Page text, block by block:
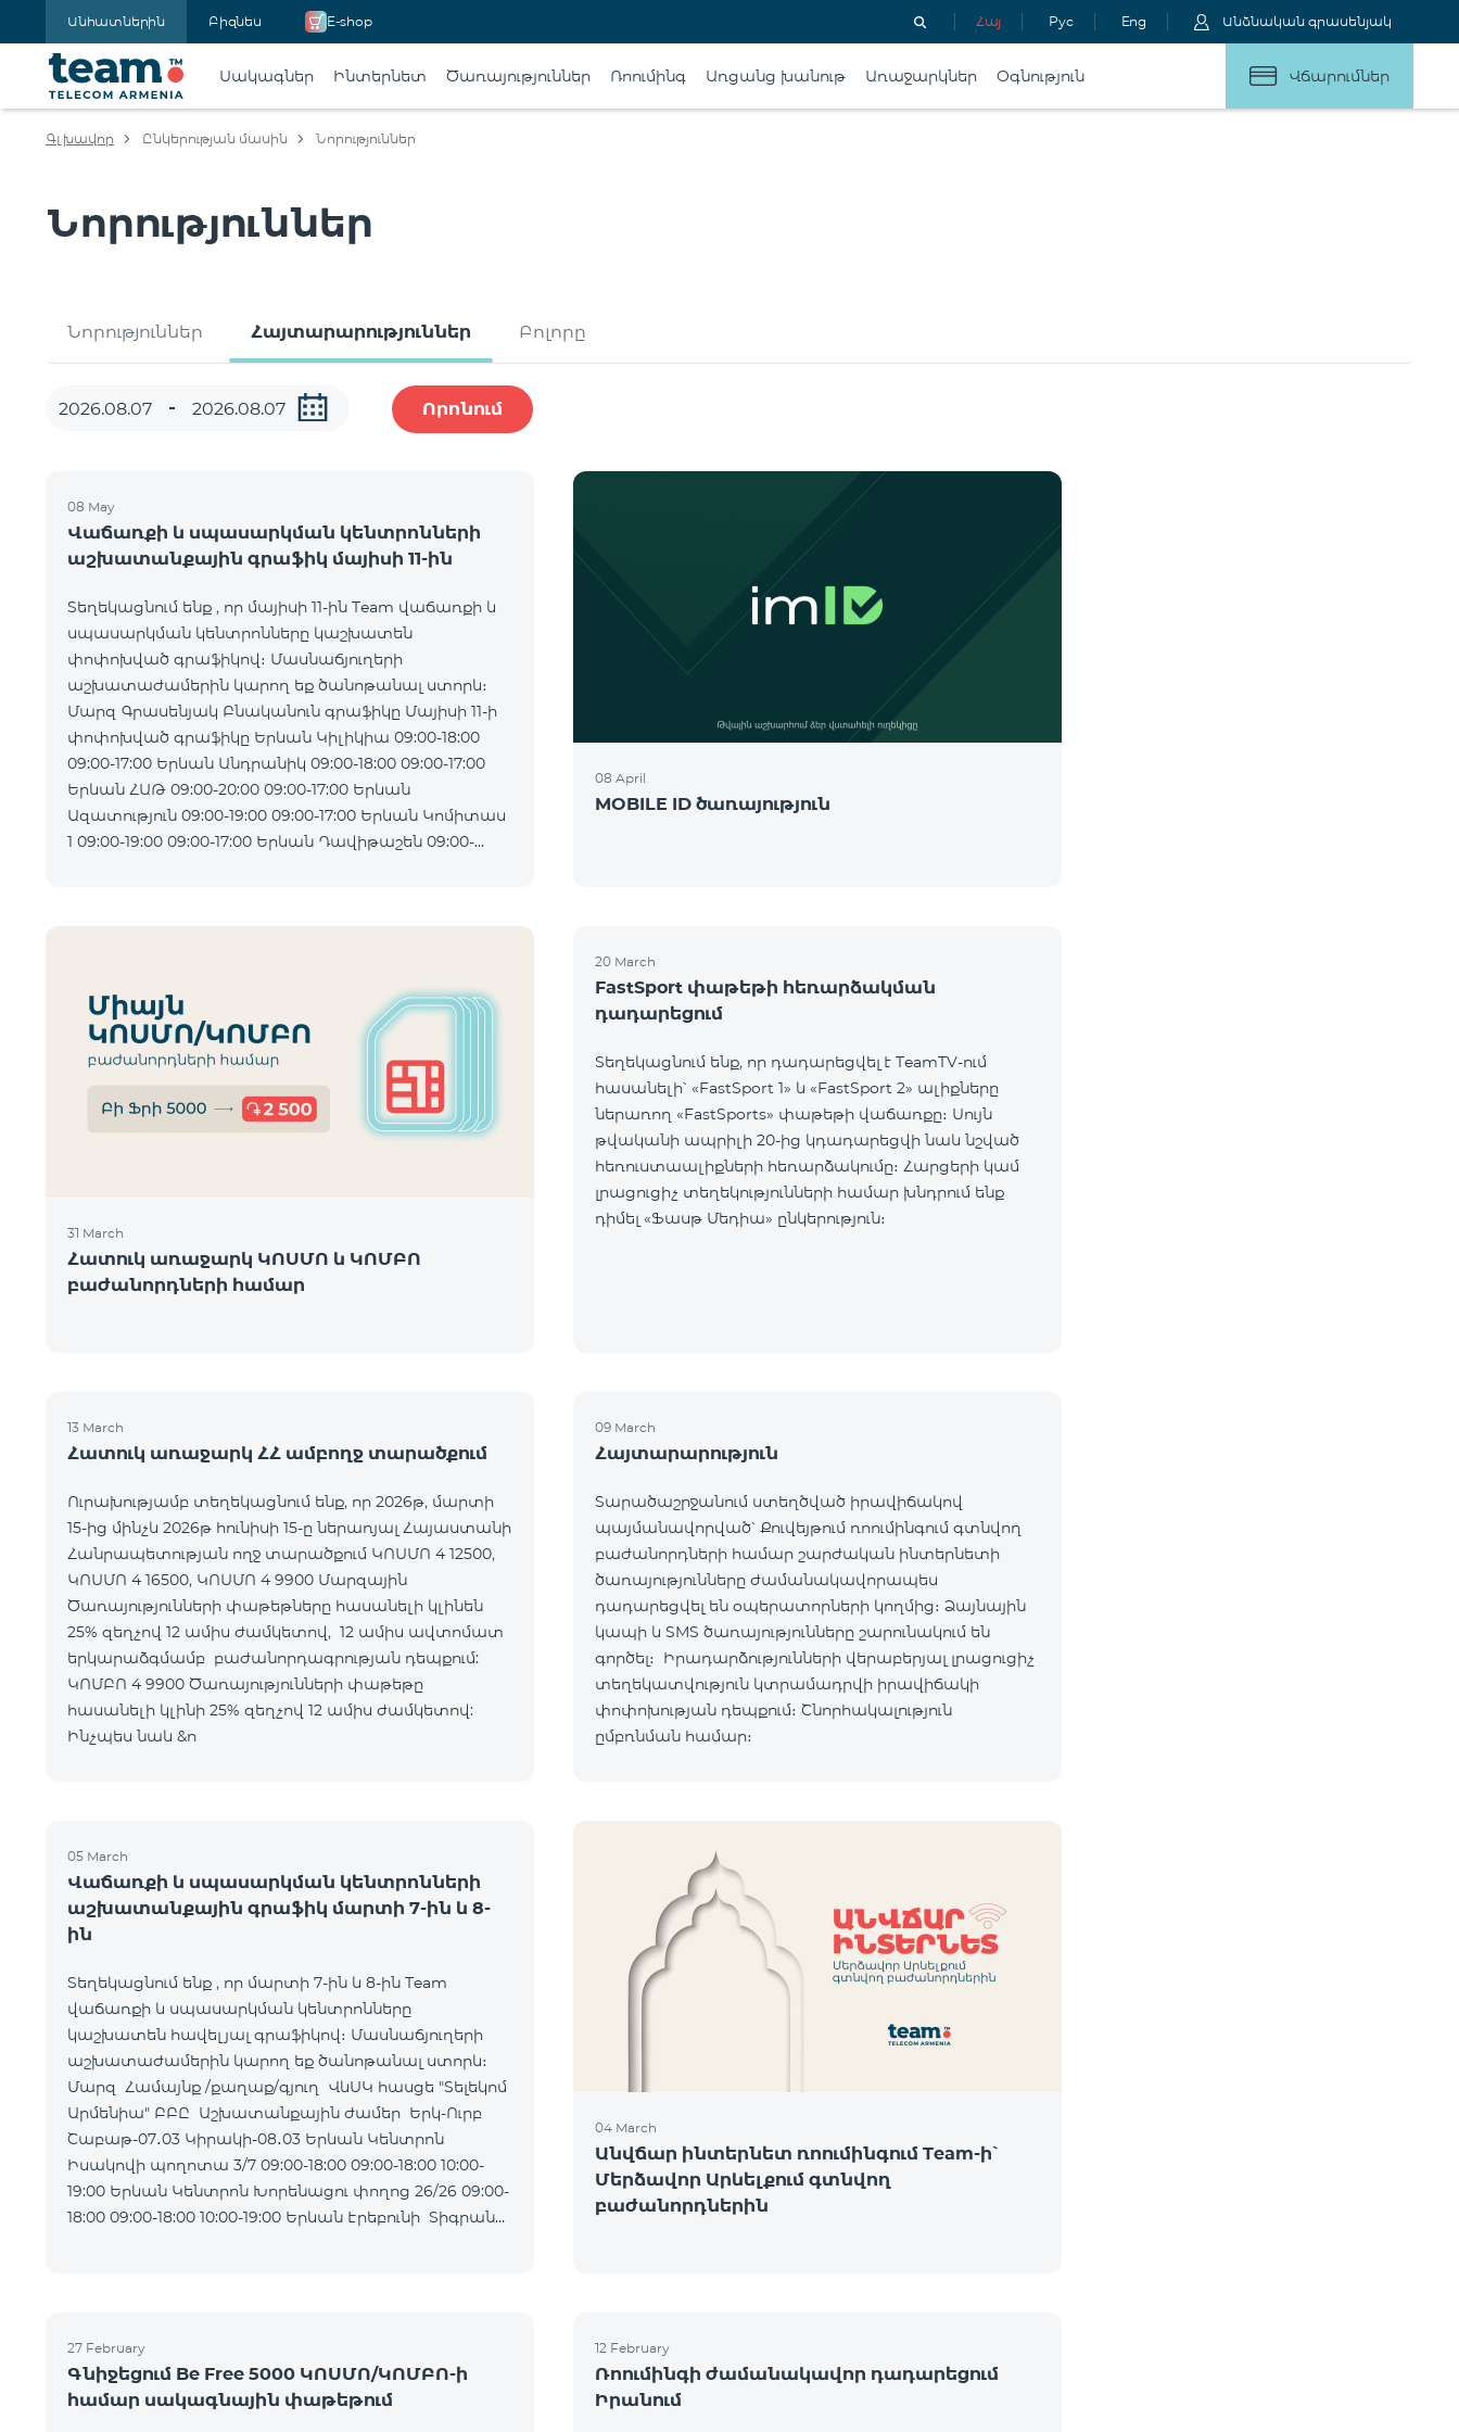
Անհատներին Բիզնես E-shop Հայ Рус Eng Անձնական գրասենյակ
Սակագներ Ինտերնետ Ծառայություններ Ռոումինգ Առցանց խանութ Առաջարկներ Օգնություն Վճարումներ
Գլխավոր Ընկերության մասին Նորություններ
Նորություններ
Նորություններ Հայտարարություններ Բոլորը
Որոնում
08 May
Վաճառքի և սպասարկման կենտրոնների
աշխատանքային գրաֆիկ մայիսի 11-ին
Տեղեկացնում ենք , որ մայիսի 11-ին Team վաճառքի և
սպասարկման կենտրոնները կաշխատեն
փոփոխված գրաֆիկով։ Մասնաճյուղերի
աշխատաժամերին կարող եք ծանոթանալ ստորև։
Մարզ Գրասենյակ Բնականուն գրաֆիկը Մայիսի 11-ի
փոփոխված գրաֆիկը Երևան Կիլիկիա 09:00-18:00
09:00-17:00 Երևան Անդրանիկ 09:00-18:00 09:00-17:00
Երևան ՀԱԹ 09:00-20:00 09:00-17:00 Երևան
Ազատություն 09:00-19:00 09:00-17:00 Երևան Կոմիտաս
1 09:00-19:00 09:00-17:00 Երևան Դավիթաշեն 09:00-
08 April
MOBILE ID ծառայություն
31 March
Հատուկ առաջարկ ԿՈՍՄՈ և ԿՈՄԲՈ
բաժանորդների համար
20 March
FastSport փաթեթի հեռարձակման
դադարեցում
Տեղեկացնում ենք, որ դադարեցվել է TeamTV-ում
հասանելի՝ «FastSport 1» և «FastSport 2» ալիքները
ներառող «FastSports» փաթեթի վաճառքը։ Սույն
թվականի ապրիլի 20-ից կդադարեցվի նաև նշված
հեռուստաալիքների հեռարձակումը։ Հարցերի կամ
լրացուցիչ տեղեկությունների համար խնդրում ենք
դիմել «Ֆասթ Մեդիա» ընկերություն։
13 March
Հատուկ առաջարկ ՀՀ ամբողջ տարածքում
Ուրախությամբ տեղեկացնում ենք, որ 2026թ, մարտի
15-ից մինչև 2026թ հունիսի 15-ը ներառյալ Հայաստանի
Հանրապետության ողջ տարածքում ԿՈՍՄՈ 4 12500,
ԿՈՍՄՈ 4 16500, ԿՈՍՄՈ 4 9900 Մարզային
Ծառայությունների փաթեթները հասանելի կլինեն
25% զեղչով 12 ամիս ժամկետով, 12 ամիս ավտոմատ
երկարաձգմամբ բաժանորդագրության դեպքում:
ԿՈՄԲՈ 4 9900 Ծառայությունների փաթեթը
հասանելի կլինի 25% զեղչով 12 ամիս ժամկետով:
Ինչպես նաև &n
09 March
Հայտարարություն
Տարածաշրջանում ստեղծված իրավիճակով
պայմանավորված՝ Քուվեյթում ռոումինգում գտնվող
բաժանորդների համար շարժական ինտերնետի
ծառայությունները ժամանակավորապես
դադարեցվել են օպերատորների կողմից։ Ձայնային
կապի և SMS ծառայությունները շարունակում են
գործել։ Իրադարձությունների վերաբերյալ լրացուցիչ
տեղեկատվություն կտրամադրվի իրավիճակի
փոփոխության դեպքում։ Շնորհակալություն
ըմբռնման համար։
05 March
Վաճառքի և սպասարկման կենտրոնների
աշխատանքային գրաֆիկ մարտի 7-ին և 8-
ին
Տեղեկացնում ենք , որ մարտի 7-ին և 8-ին Team
վաճառքի և սպասարկման կենտրոնները
կաշխատեն հավելյալ գրաֆիկով։ Մասնաճյուղերի
աշխատաժամերին կարող եք ծանոթանալ ստորև։
Մարզ Համայնք /քաղաք/գյուղ ՎևՍԿ հասցե "Տելեկոմ
Արմենիա" ԲԲԸ Աշխատանքային ժամեր Երկ-Ուրբ
Շաբաթ-07․03 Կիրակի-08․03 Երևան Կենտրոն
Իսակովի պողոտա 3/7 09:00-18:00 09:00-18:00 10:00-
19:00 Երևան Կենտրոն Խորենացու փողոց 26/26 09:00-
18:00 09:00-18:00 10:00-19:00 Երևան Էրեբունի Տիգրան
04 March
Անվճար ինտերնետ ռոումինգում Team-ի՝
Մերձավոր Արևելքում գտնվող
բաժանորդներին
27 February
Գնիջեցում Be Free 5000 ԿՈՍՄՈ/ԿՈՄԲՈ-ի
համար սակագնային փաթեթում
12 February
Ռոումինգի ժամանակավոր դադարեցում
Իրանում